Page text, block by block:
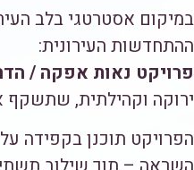
ההתחדשות העירונית:
פרויקט נאות אפקה /
ירוקה וקהילתית, שתשקף
הפרויקט תוכנן בקפידה